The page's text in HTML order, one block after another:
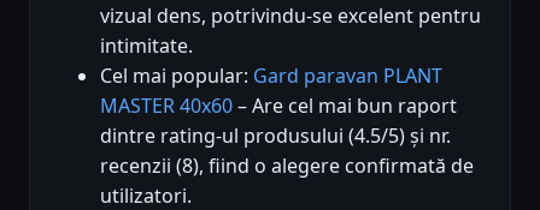
vizual dens, potrivindu-se excelent pentru
intimitate.
Cel mai popular: Gard paravan PLANT
MASTER 40x60– Are cel mai bun raport
dintre rating-ul produsului (4.5/5) și nr.
recenzii (8), fiind o alegere confirmată de
utilizatori.